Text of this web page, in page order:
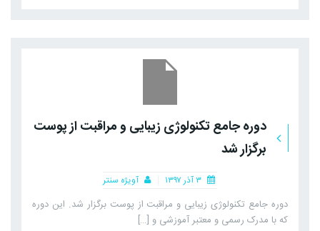
دوره جامع تکنولوژی زیبایی و مراقبت از پوست
برگزار شد
آویژه سنتر
دوره جامع تکنولوژی زیبایی و مراقبت از پوست برگزار شد. این دوره
که با مدرک رسمی و معتبر آموزشی و […]